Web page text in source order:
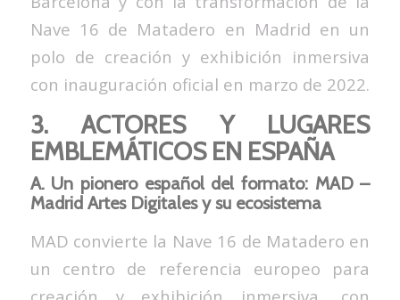
Nave 16 de Matadero en Madrid en un
polo de creación y exhibición inmersiva
con inauguración oficial en marzo de 2022.
3. ACTORES Y LUGARES
EMBLEMÁTICOS EN ESPAÑA
A. Un pionero español del formato: MAD –
Madrid Artes Digitales y su ecosistema
MAD convierte la Nave 16 de Matadero en
un centro de referencia europeo para